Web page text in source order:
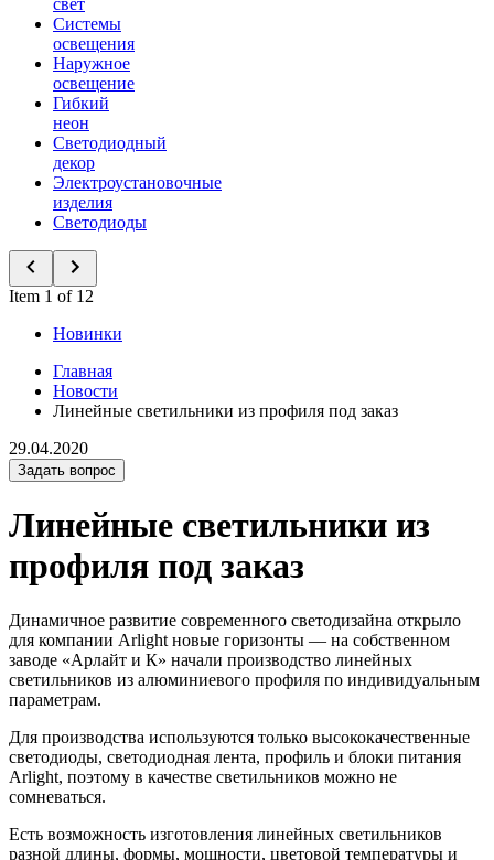
свет
Системы
освещения
Наружное
освещение
Гибкий
неон
Светодиодный
декор
Электроустановочные
изделия
Светодиоды
Item 1 of 12
Новинки
Главная
Новости
Линейные светильники из профиля под заказ
29.04.2020
Задать вопрос
Линейные светильники из
профиля под заказ
Динамичное развитие современного светодизайна открыло
для компании Arlight новые горизонты — на собственном
заводе «Арлайт и К» начали производство линейных
светильников из алюминиевого профиля по индивидуальным
параметрам.
Для производства используются только высококачественные
светодиоды, светодиодная лента, профиль и блоки питания
Arlight, поэтому в качестве светильников можно не
сомневаться.
Есть возможность изготовления линейных светильников
разной длины, формы, мощности, цветовой температуры и